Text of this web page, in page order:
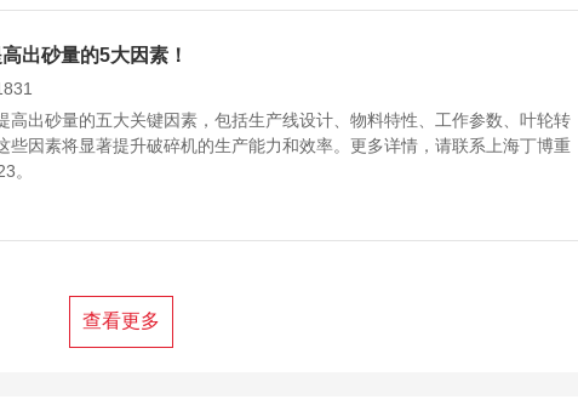
出砂量的5大因素！
高出砂量的五大关键因素，包括生产线设计、物料特性、工作参数、叶轮转
些因素将显著提升破碎机的生产能力和效率。更多详情，请联系上海丁博重
。
查看更多